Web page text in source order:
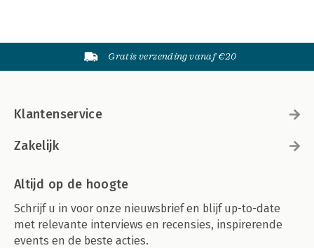
Gratis verzending vanaf €20
Klantenservice
Zakelijk
Altijd op de hoogte
Schrijf u in voor onze nieuwsbrief en blijf up-to-date
met relevante interviews en recensies, inspirerende
events en de beste acties.